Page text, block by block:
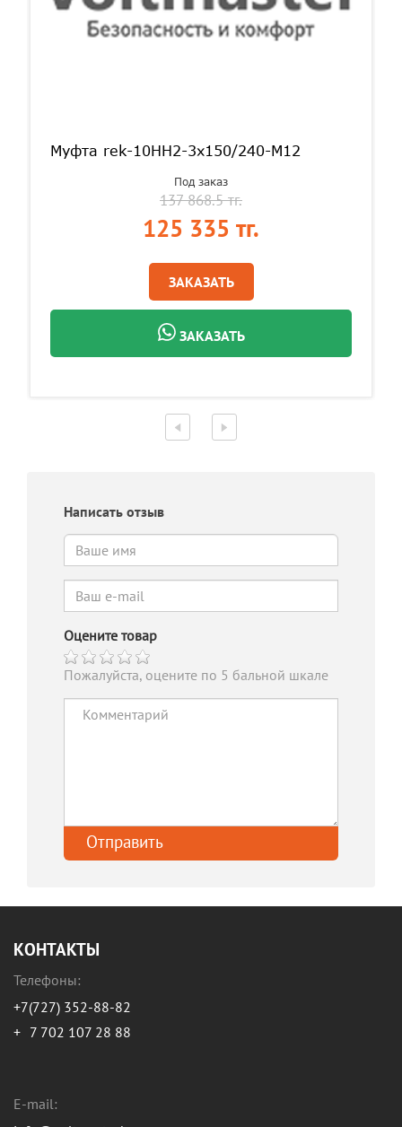
Муфта rek-10HH2-3х150/240-М12
Под заказ
137 868.5 тг.
125 335 тг.
ЗАКАЗАТЬ
ЗАКАЗАТЬ
Написать отзыв
Оцените товар
Пожалуйста, оцените по 5 бальной шкале
КОНТАКТЫ
Телефоны:
+7(727) 352-88-82
+ 7 702 107 28 88
E-mail: